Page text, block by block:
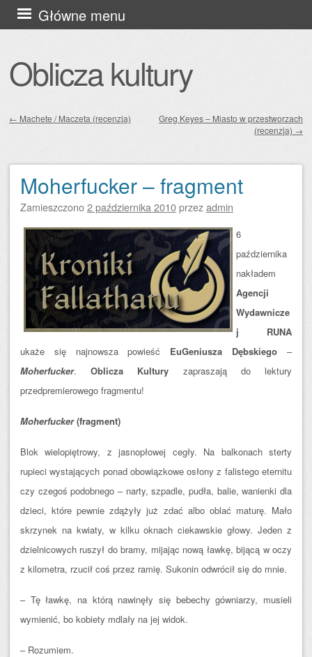
Oblicza kultury
Główne menu
Przejdź
do
← Machete / Maczeta (recenzja)
Greg Keyes – Miasto w przestworzach
(recenzja) →
Moherfucker – fragment
Zamieszczono2 października 2010przezadmin
6
października
nakładem
Agencji
Wydawnicze
j RUNA
ukaże się najnowsza powieść EuGeniusza Dębskiego –
Moherfucker.Oblicza Kultury zapraszają do lektury
przedpremierowego fragmentu!
Moherfucker(fragment)
Blok wielopiętrowy, z jasnopłowej cegły. Na balkonach sterty
rupieci wystających ponad obowiązkowe osłony z falistego eternitu
czy czegoś podobnego – narty, szpadle, pudła, balie, wanienki dla
dzieci, które pewnie zdążyły już zdać albo oblać maturę. Mało
skrzynek na kwiaty, w kilku oknach ciekawskie głowy. Jeden z
dzielnicowych ruszył do bramy, mijając nową ławkę, bijącą w oczy
z kilometra, rzucił coś przez ramię. Sukonin odwrócił się do mnie.
– Tę ławkę, na którą nawinęły się bebechy gówniarzy, musieli
wymienić, bo kobiety mdlały na jej widok.
– Rozumiem.